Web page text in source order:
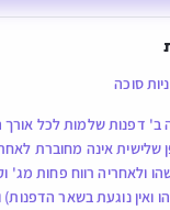
סוכה
ב' דפנות שלמות לכל אורך
שלישית אינה מחוברת
ולאחריה רווח פחות מג'
ואין נוגעת בשאר הדפנות)